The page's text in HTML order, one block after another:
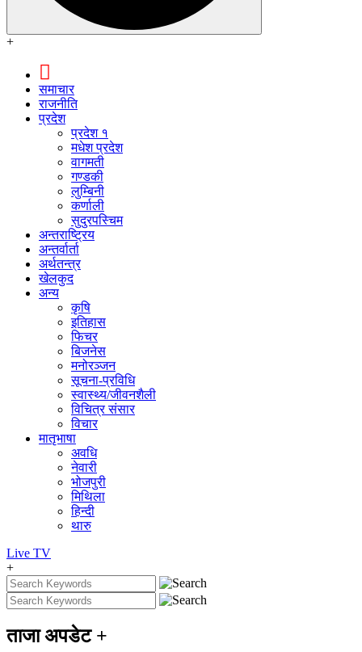
+
समाचार
राजनीति
प्रदेश
प्रदेश १
मधेश प्रदेश
वागमती
गण्डकी
लुम्बिनी
कर्णाली
सुदुरपस्चिम
अन्तराष्ट्रिय
अन्तर्वार्ता
अर्थतन्त्र
खेलकुद
अन्य
कृषि
इतिहास
फिचर
बिजनेस
मनोरञ्जन
सूचना-प्रविधि
स्वास्थ्य/जीवनशैली
विचित्र संसार
विचार
मातृभाषा
अवधि
नेवारी
भोजपुरी
मिथिला
हिन्दी
थारु
Live TV
+
ताजा अपडेट +